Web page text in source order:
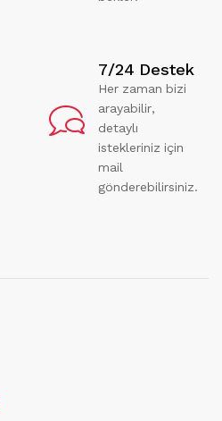
7/24 Destek
Her zaman bizi
arayabilir,
detaylı
istekleriniz için
mail
gönderebilirsiniz.